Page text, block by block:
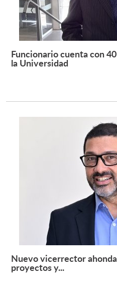
Funcionario cuenta con
la Universidad
Nuevo vicerrector
proyectos y...